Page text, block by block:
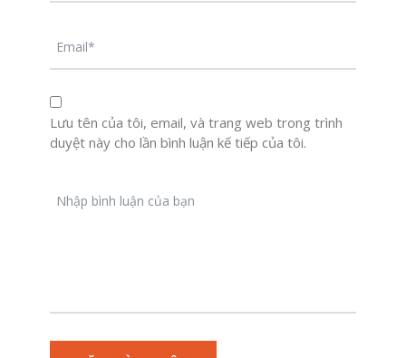
Lưu tên của tôi, email, và trang web trong trình
duyệt này cho lần bình luận kế tiếp của tôi.